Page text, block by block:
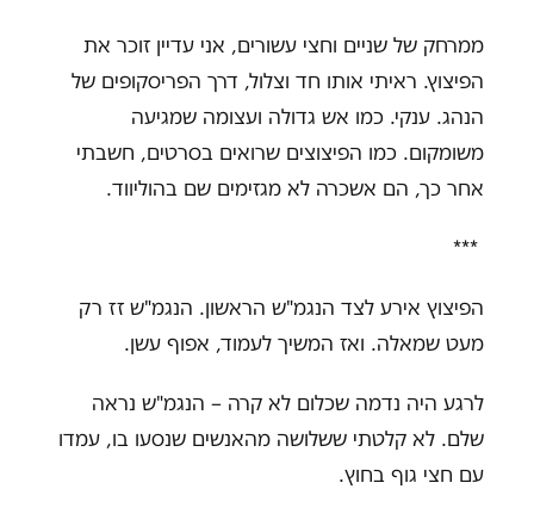
ממרחק של שניים וחצי עשורים, אני עדיין זוכר את
הפיצוץ. ראיתי אותו חד וצלול, דרך הפריסקופים של
הנהג. ענקי. כמו אש גדולה ועצומה שמגיעה
משומקום. כמו הפיצוצים שרואים בסרטים, חשבתי
אחר כך, הם אשכרה לא מגזימים שם בהוליווד.
***
הפיצוץ אירע לצד הנגמ"ש הראשון. הנגמ"ש זז רק
מעט שמאלה. ואז המשיך לעמוד, אפוף עשן.
לרגע היה נדמה שכלום לא קרה – הנגמ"ש נראה
שלם. לא קלטתי ששלושה מהאנשים שנסעו בו, עמדו
עם חצי גוף בחוץ.